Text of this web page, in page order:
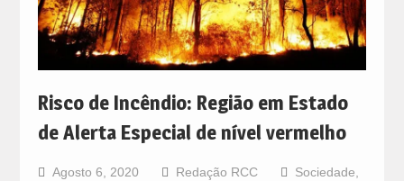
Risco de Incêndio: Região em Estado
de Alerta Especial de nível vermelho
Agosto 6, 2020 Redação RCC Sociedade